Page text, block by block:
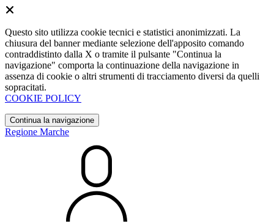
Questo sito utilizza cookie tecnici e statistici anonimizzati. La
chiusura del banner mediante selezione dell'apposito comando
contraddistinto dalla X o tramite il pulsante "Continua la
navigazione" comporta la continuazione della navigazione in
assenza di cookie o altri strumenti di tracciamento diversi da quelli
sopracitati.
COOKIE POLICY
Continua la navigazione
Regione Marche